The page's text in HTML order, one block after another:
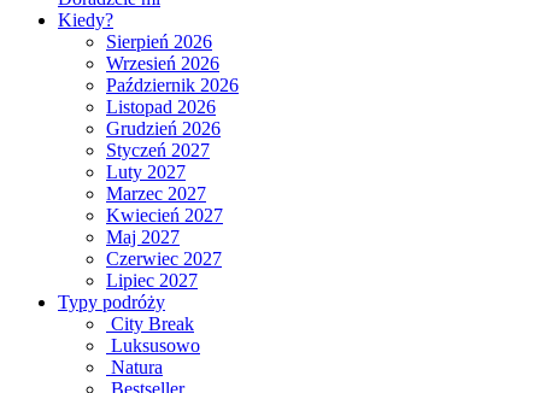
Kiedy?
Sierpień 2026
Wrzesień 2026
Październik 2026
Listopad 2026
Grudzień 2026
Styczeń 2027
Luty 2027
Marzec 2027
Kwiecień 2027
Maj 2027
Czerwiec 2027
Lipiec 2027
Typy podróży
City Break
Luksusowo
Natura
Bestseller